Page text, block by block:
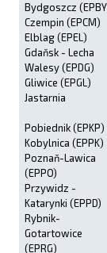
Bydgoszcz
Czempin (EPCM)
Elblag (EPEL)
Gdaňsk - Lecha
Walesy (EPDG)
Gliwice (EPGL)
Jastarnia
Pobiednik (EPKP)
Kobylnica (EPPK)
Poznaň-Lawica
(EPPO)
Przywidz -
Katarynki (EPPD)
Rybnik-
Gotartowice
(EPRG)